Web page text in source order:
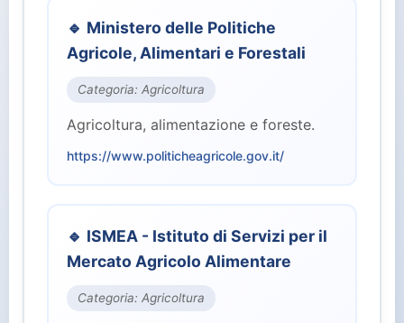
🎨 Cultura e Turismo (4)
💻 Digitale e Innovazione (4)
🏙️ Enti Territoriali (2)
⚖️ Giustizia (2)
🏭 Industria e Lavoro (8)
🔹 Ministero delle Politiche
Agricole, Alimentari e Forestali
Categoria: Agricoltura
Agricoltura, alimentazione e foreste.
https://www.politicheagricole.gov.it/
🔹 ISMEA - Istituto di Servizi per il
Mercato Agricolo Alimentare
Categoria: Agricoltura